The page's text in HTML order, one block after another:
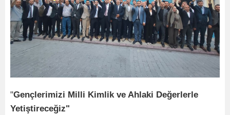
"Gençlerimizi Milli Kimlik ve Ahlaki Değerlerle
Yetiştireceğiz"